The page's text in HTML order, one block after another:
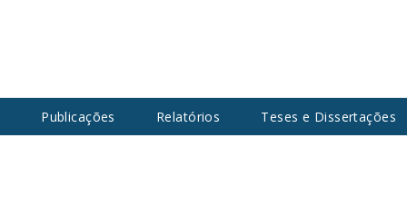
Publicações Relatórios Teses e Dissertações